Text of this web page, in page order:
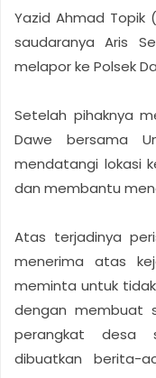
Yazid Ahmad
saudaranya Aris
melapor ke Polsek
Setelah pihaknya
Dawe bersama
mendatangi lokasi
dan membantu
Atas terjadinya
menerima atas
meminta untuk
dengan membuat
perangkat desa
dibuatkan berita-